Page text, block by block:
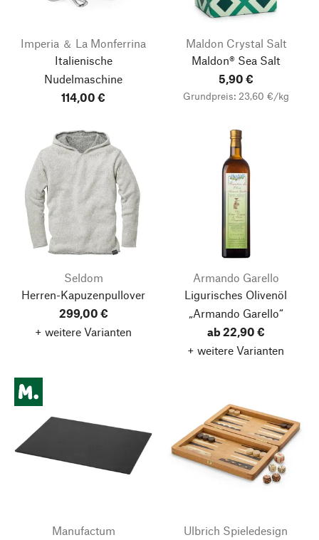
Imperia ＆ La Monferrina
Italienische
Nudelmaschine
114,00 €
Maldon Crystal Salt
Maldon® Sea Salt
5,90 €
Grundpreis: 23,60 €/kg
Seldom
Herren-Kapuzenpullover
299,00 €
+ weitere Varianten
Armando Garello
Ligurisches Olivenöl
„Armando Garello“
ab 22,90 €
+ weitere Varianten
Manufactum
Ulbrich Spieledesign